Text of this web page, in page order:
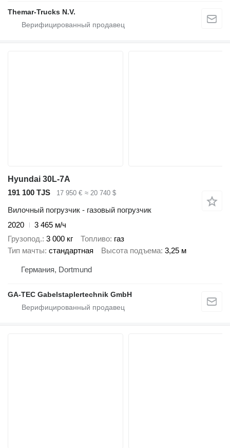
Themar-Trucks N.V.
Hyundai 30L-7A
191 100 TJS
17 950 € ≈ 20 740 $
Вилочный погрузчик - газовый погрузчик
2020
3 465 м/ч
Грузопод. 3 000 кг Топливо газ
Тип мачты стандартная Высота подъема 3,25 м
Германия, Dortmund
GA-TEC Gabelstaplertechnik GmbH